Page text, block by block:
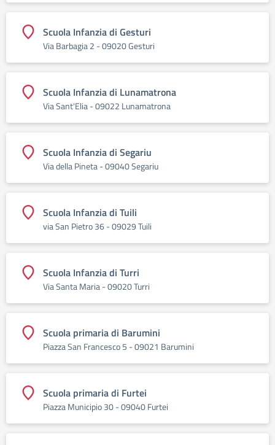
Scuola Infanzia di Gesturi
Via Barbagia 2 - 09020 Gesturi
Scuola Infanzia di Lunamatrona
Via Sant'Elia - 09022 Lunamatrona
Scuola Infanzia di Segariu
Via della Pineta - 09040 Segariu
Scuola Infanzia di Tuili
via San Pietro 36 - 09029 Tuili
Scuola Infanzia di Turri
Via Santa Maria - 09020 Turri
Scuola primaria di Barumini
Piazza San Francesco 5 - 09021 Barumini
Scuola primaria di Furtei
Piazza Municipio 30 - 09040 Furtei